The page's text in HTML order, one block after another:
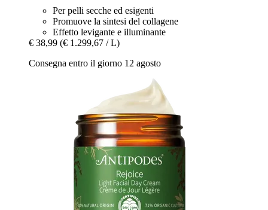
Per pelli secche ed esigenti
Promuove la sintesi del collagene
Effetto levigante e illuminante
€ 38,99 (€ 1.299,67 / L)
Consegna entro il giorno 12 agosto